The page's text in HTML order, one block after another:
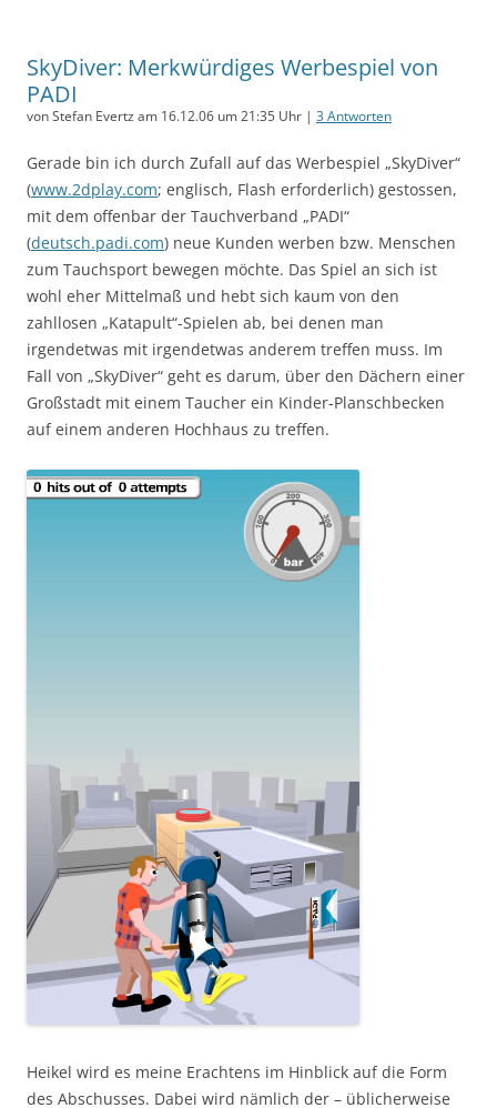
SkyDiver: Merkwürdiges Werbespiel von
PADI
von Stefan Evertz am 16.12.06 um 21:35 Uhr | 3 Antworten
Gerade bin ich durch Zufall auf das Werbespiel „SkyDiver“
(www.2dplay.com; englisch, Flash erforderlich) gestossen,
mit dem offenbar der Tauchverband „PADI“
(deutsch.padi.com) neue Kunden werben bzw. Menschen
zum Tauchsport bewegen möchte. Das Spiel an sich ist
wohl eher Mittelmaß und hebt sich kaum von den
zahllosen „Katapult“-Spielen ab, bei denen man
irgendetwas mit irgendetwas anderem treffen muss. Im
Fall von „SkyDiver“ geht es darum, über den Dächern einer
Großstadt mit einem Taucher ein Kinder-Planschbecken
auf einem anderen Hochhaus zu treffen.
Heikel wird es meine Erachtens im Hinblick auf die Form
des Abschusses. Dabei wird nämlich der – üblicherweise